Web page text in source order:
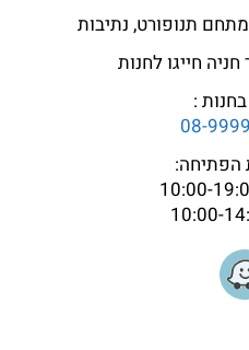
תנופורט, נתיבות
חייגו לחנות
:
08-
הפתיחה: